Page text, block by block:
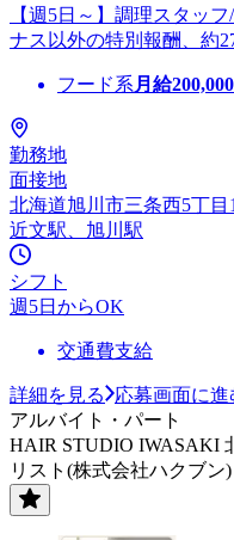
【週5日～】調理スタッ
ナス以外の特別報酬、約
フード系 月給200,000
勤務地
面接地
北海道旭川市三条西5丁目
近文駅、旭川駅
シフト
週5日からOK
交通費支給
詳細を見る
応募画面に進
アルバイト・パート
HAIR STUDIO IWASAKI
リスト(株式会社ハクブン)